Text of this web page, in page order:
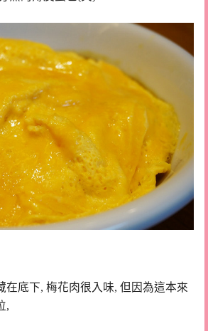
在底下, 梅花肉很入味, 但因為這本來
,